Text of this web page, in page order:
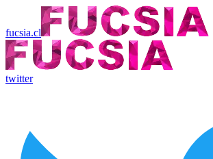
fucsia.cl
twitter